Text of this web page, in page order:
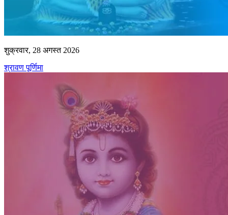
शुक्रवार, 28 अगस्त 2026
श्रावण पूर्णिमा